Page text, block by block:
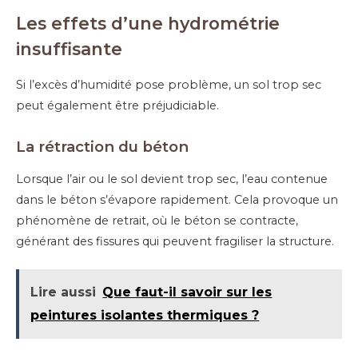
Les effets d’une hydrométrie
insuffisante
Si l’excès d’humidité pose problème, un sol trop sec
peut également être préjudiciable.
La rétraction du béton
Lorsque l’air ou le sol devient trop sec, l’eau contenue
dans le béton s’évapore rapidement. Cela provoque un
phénomène de retrait, où le béton se contracte,
générant des fissures qui peuvent fragiliser la structure.
Lire aussi Que faut-il savoir sur les
peintures isolantes thermiques ?